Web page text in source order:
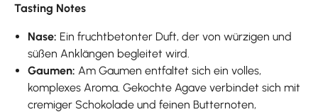
Tasting Notes
Nase: Ein fruchtbetonter Duft, der von würzigen und
süßen Anklängen begleitet wird.
Gaumen: Am Gaumen entfaltet sich ein volles,
komplexes Aroma. Gekochte Agave verbindet sich mit
cremiger Schokolade und feinen Butternoten,